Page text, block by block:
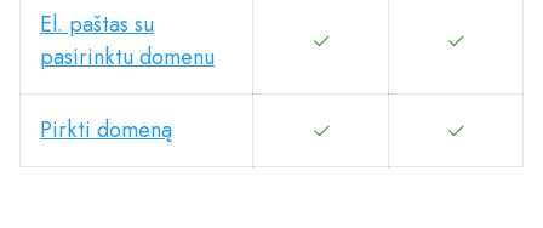
El. paštas su
pasirinktu domenu
Pirkti domeną